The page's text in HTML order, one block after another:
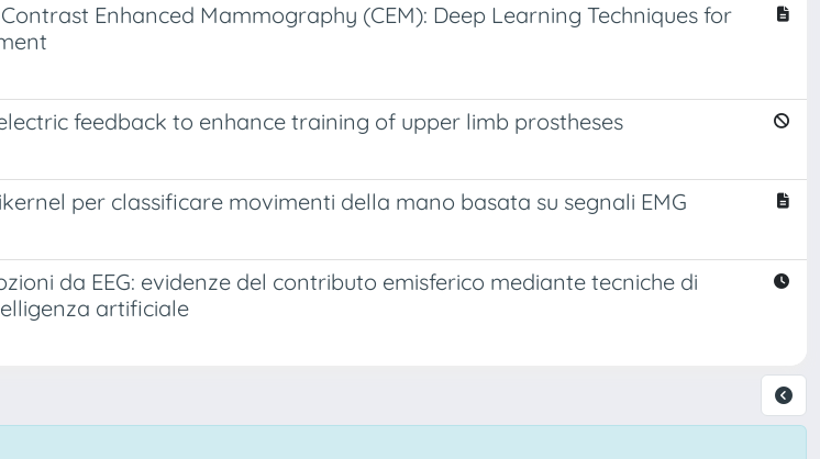
Enhanced Mammography (CEM): Deep Learning Techniques for
feedback to enhance training of upper limb prostheses
per classificare movimenti della mano basata su segnali EMG
da EEG: evidenze del contributo emisferico mediante tecniche di
artificiale